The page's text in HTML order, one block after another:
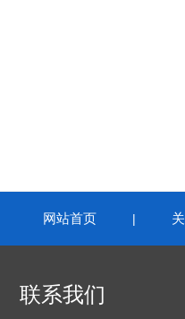
网站首页 |
联系我们